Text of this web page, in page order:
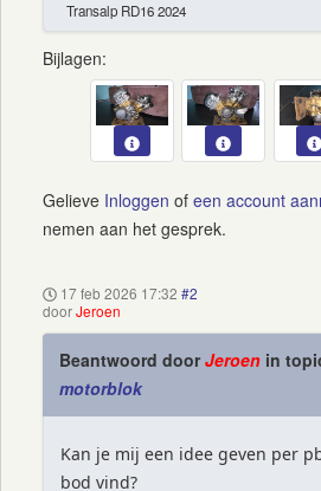
Transalp RD16 2024
Bijlagen:
Gelieve Inloggen of een account
nemen aan het gesprek.
17 feb 2026 17:32 #2
doorJeroen
Beantwoord doorJeroen in
motorblok
Kan je mij een idee geven per
bod vind?